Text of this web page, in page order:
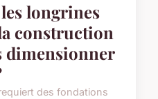
longrines
construction
dimensionner
des fondations